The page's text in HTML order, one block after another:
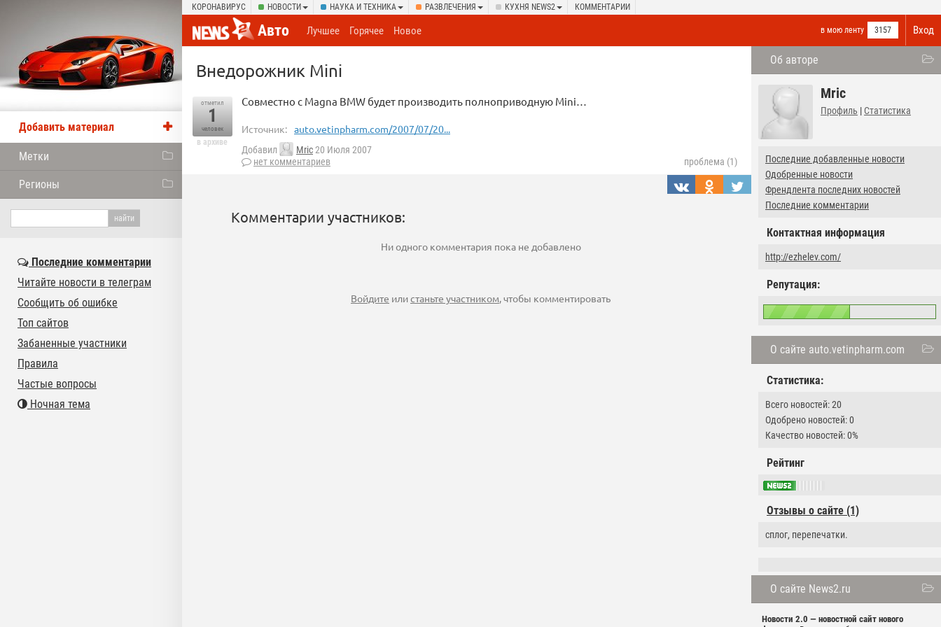
КОРОНАВИРУС НОВОСТИ НАУКА И ТЕХНИКА РАЗВЛЕЧЕНИЯ КУХНЯ NEWS2 КОММЕНТАРИИ
Вход
Авто в мою ленту 3157
Лучшее Горячее Новое
Об авторе
Mric
Профиль | Статистика
Последние добавленные новости
Одобренные новости
Френдлента последних новостей
Последние комментарии
Контактная информация
http://ezhelev.com/
Репутация:
О сайте auto.vetinpharm.com
Статистика:
Всего новостей: 20
Одобрено новостей: 0
Качество новостей: 0%
Рейтинг
Отзывы о сайте (1)
сплог, перепечатки.
О сайте News2.ru
Новости 2.0 — новостной сайт нового
Внедорожник Mini
отметил
1
человек
в архиве
Совместно с Magna BMW будет производить полноприводную Mini…
Источник: auto.vetinpharm.com/2007/07/20...
Добавил Mric20 Июля 2007
нет комментариев
проблема (1)
Комментарии участников:
Ни одного комментария пока не добавлено
Войдите илистаньте участником, чтобы комментировать
Добавить материал
Метки
Регионы
Последние комментарии
Читайте новости в телеграм
Сообщить об ошибке
Топ сайтов
Забаненные участники
Правила
Частые вопросы
Ночная тема